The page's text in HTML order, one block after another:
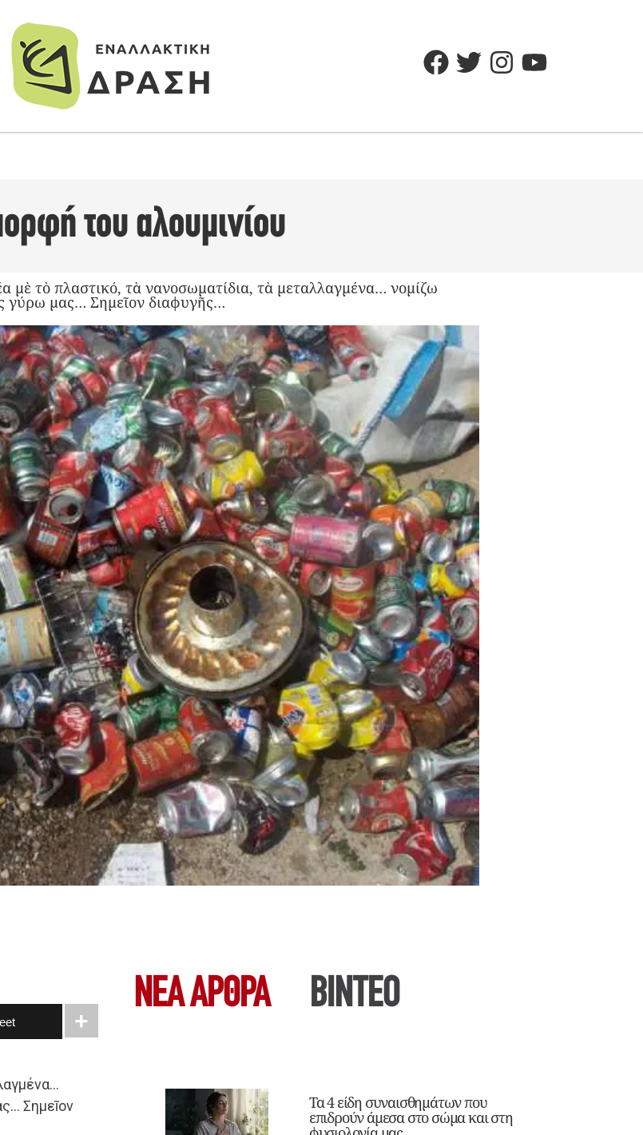
του αλουμινίου
μὲ τὸ πλαστικό, τὰ νανοσωματίδια, τὰ μεταλλαγμένα… νομίζω
γύρω μας… Σημεῖον διαφυγῆς…
Σημεῖον
ΝΕΑ ΆΡΘΡΑ ΒΙΝΤΕΟ
Τα 4 είδη συναισθημάτων που
επιδρούν άμεσα στο σώμα και στη